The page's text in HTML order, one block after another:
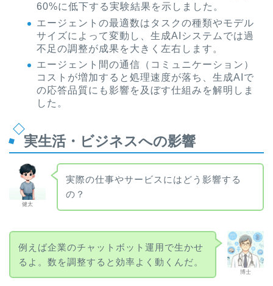
60%に低下する実験結果を示しました。
エージェントの最適数はタスクの種類やモデル
サイズによって変動し、生成AIシステムでは過
不足の調整が成果を大きく左右します。
エージェント間の通信（コミュニケーション）
コストが増加すると処理速度が落ち、生成AIで
の応答品質にも影響を及ぼす仕組みを解明しま
した。
実生活・ビジネスへの影響
健太
実際の仕事やサービスにはどう影響する
の？
博士
例えば企業のチャットボット運用で生かせ
るよ。数を調整すると効率よく動くんだ。